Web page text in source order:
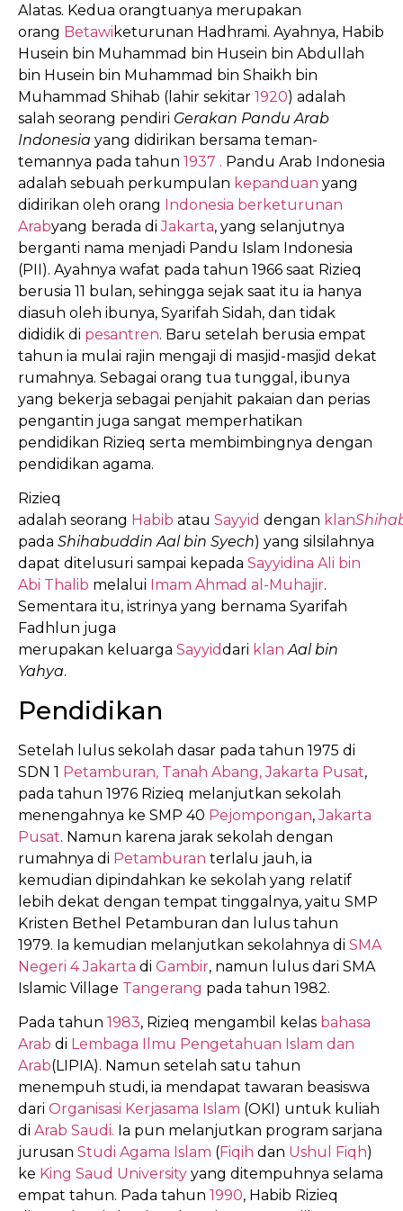
Alatas. Kedua orangtuanya merupakan
orang Betawi keturunan Hadhrami. Ayahnya, Habib
Husein bin Muhammad bin Husein bin Abdullah
bin Husein bin Muhammad bin Shaikh bin
Muhammad Shihab (lahir sekitar 1920) adalah
salah seorang pendiri Gerakan Pandu Arab
Indonesia yang didirikan bersama teman-
temannya pada tahun 1937 . Pandu Arab Indonesia
adalah sebuah perkumpulan kepanduan yang
didirikan oleh orang Indonesia berketurunan
Arabyang berada diJakarta, yang selanjutnya
berganti nama menjadi Pandu Islam Indonesia
(PII). Ayahnya wafat pada tahun 1966 saat Rizieq
berusia 11 bulan, sehingga sejak saat itu ia hanya
diasuh oleh ibunya, Syarifah Sidah, dan tidak
dididik di pesantren. Baru setelah berusia empat
tahun ia mulai rajin mengaji di masjid-masjid dekat
rumahnya. Sebagai orang tua tunggal, ibunya
yang bekerja sebagai penjahit pakaian dan perias
pengantin juga sangat memperhatikan
pendidikan Rizieq serta membimbingnya dengan
pendidikan agama.
Rizieq
adalah seorang Habib atau Sayyid dengan klan
pada Shihabuddin Aal bin Syech) yang silsilahnya
dapat ditelusuri sampai kepada Sayyidina Ali bin
Abi Thalib melalui Imam Ahmad al-Muhajir.
Sementara itu, istrinya yang bernama Syarifah
Fadhlun juga
merupakan keluarga Sayyiddari klan Aal bin
Yahya.
Pendidikan
Setelah lulus sekolah dasar pada tahun 1975 di
SDN 1 Petamburan, Tanah Abang, Jakarta Pusat,
pada tahun 1976 Rizieq melanjutkan sekolah
menengahnya ke SMP 40 Pejompongan,Jakarta
Pusat. Namun karena jarak sekolah dengan
rumahnya di Petamburan terlalu jauh, ia
kemudian dipindahkan ke sekolah yang relatif
lebih dekat dengan tempat tinggalnya, yaitu SMP
Kristen Bethel Petamburan dan lulus tahun
1979. Ia kemudian melanjutkan sekolahnya di SMA
Negeri 4 Jakarta di Gambir, namun lulus dari SMA
Islamic Village Tangerang pada tahun 1982.
Pada tahun 1983, Rizieq mengambil kelas bahasa
Arab di Lembaga Ilmu Pengetahuan Islam dan
Arab(LIPIA). Namun setelah satu tahun
menempuh studi, ia mendapat tawaran beasiswa
dari Organisasi Kerjasama Islam (OKI) untuk kuliah
di Arab Saudi. Ia pun melanjutkan program sarjana
jurusan Studi Agama Islam (Fiqih dan Ushul Fiqh)
ke King Saud University yang ditempuhnya selama
empat tahun. Pada tahun 1990, Habib Rizieq